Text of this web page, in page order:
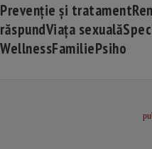
Prevenție și tratament
răspundViața sexuală
WellnessFamiliePsiho